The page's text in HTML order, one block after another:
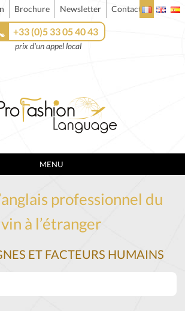
Brochure Newsletter Contact
+33 (0)5 33 05 40 43
prix d'un appel local
MENU
professionnel du
vin à l’étranger
ET FACTEURS HUMAINS